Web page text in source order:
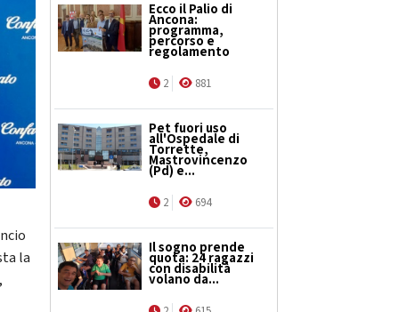
la
Ecco il Palio di
Ancona:
programma,
percorso e
regolamento
2 881
Pet fuori uso
all'Ospedale di
Torrette,
Mastrovincenzo
(Pd) e...
2 694
Il sogno prende
quota: 24 ragazzi
con disabilità
volano da...